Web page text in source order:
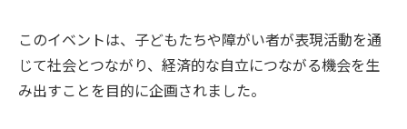
このイベントは、子どもたちや障がい者が表現活動を通
じて社会とつながり、経済的な自立につながる機会を生
み出すことを目的に企画されました。